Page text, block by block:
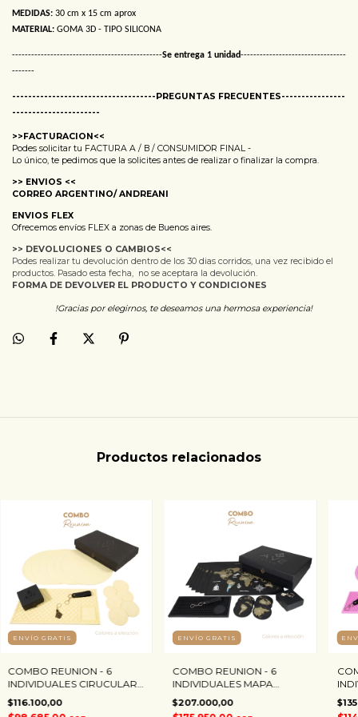
MEDIDAS: 30 cm x 15 cm aprox
MATERIAL: GOMA 3D - TIPO SILICONA
-----------------------------------------------Se entrega 1 unidad---------------------------------
-------
------------------------------------PREGUNTAS FRECUENTES----------------
----------------------
>>FACTURACION<<
Podes solicitar tu FACTURA A / B / CONSUMIDOR FINAL -
Lo único, te pedimos que la solicites antes de realizar o finalizar la compra.
>> ENVIOS <<
CORREO ARGENTINO/ ANDREANI
ENVIOS FLEX
Ofrecemos envíos FLEX a zonas de Buenos aires.
>> DEVOLUCIONES O CAMBIOS<<
Podes realizar tu devolución dentro de los 30 dias corridos, una vez recibido el
productos. Pasado esta fecha, no se aceptara la devolución.
FORMA DE DEVOLVER EL PRODUCTO Y CONDICIONES
!Gracias por elegirnos, te deseamos una hermosa experiencia!
Productos relacionados
ENVÍO GRATIS
COMBO REUNION - 6
INDIVIDUALES CIRUCULAR
LISO + 6 POSAVASOS LISO +
ESCURRIDOR 40X20
$116.100,00
ENVÍO GRATIS
COMBO REUNION - 6
INDIVIDUALES MAPA
MUNDI + 6 POSAVASOS +
ESCURRIDOR PUNTITOS
$207.000,00